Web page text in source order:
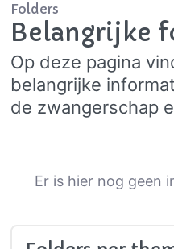
Folders
Belangrijke
Op deze pagina
belangrijke
de zwangerschap
Er is hier nog geen